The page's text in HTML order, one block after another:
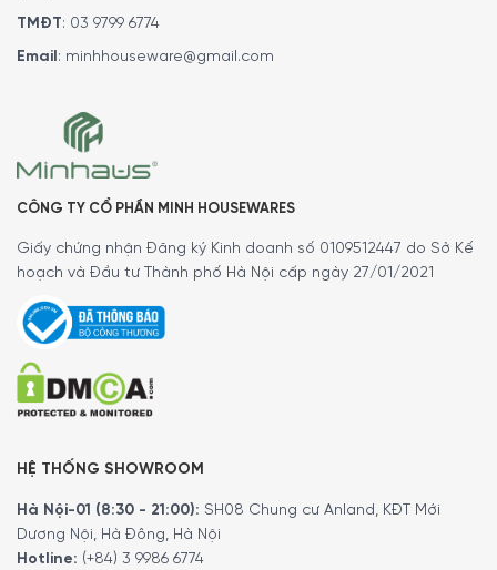
Máy đi kèm1 cối xay dung tích 0,8 lít
hoặc thậm chí các loại gia vị.
Với thiết kế hiện đại, chất liệu bền đẹp và công năng đa
chế biến thực phẩm nhanh chóng và tiện lợi trong căn
bếp của bạn.
TMĐT: 03 9799 6774
Email : minhhouseware@gmail.com
CÔNG TY CỔ PHẦN MINH HOUSEWARES
Giấy chứng nhận Đăng ký Kinh doanh số 0109512447 do Sở Kế
hoạch và Đầu tư Thành phố Hà Nội cấp ngày 27/01/2021
HỆ THỐNG SHOWROOM
Hà Nội-01 (8:30 - 21:00): SH08 Chung cư Anland, KĐT Mới
Dương Nội, Hà Đông, Hà Nội
Hotline: (+84) 3 9986 6774